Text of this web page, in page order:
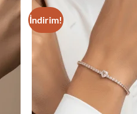
to
İndirim!